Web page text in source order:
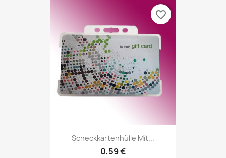
Scheckkartenhülle Mit...
0,59 €
favorite_border